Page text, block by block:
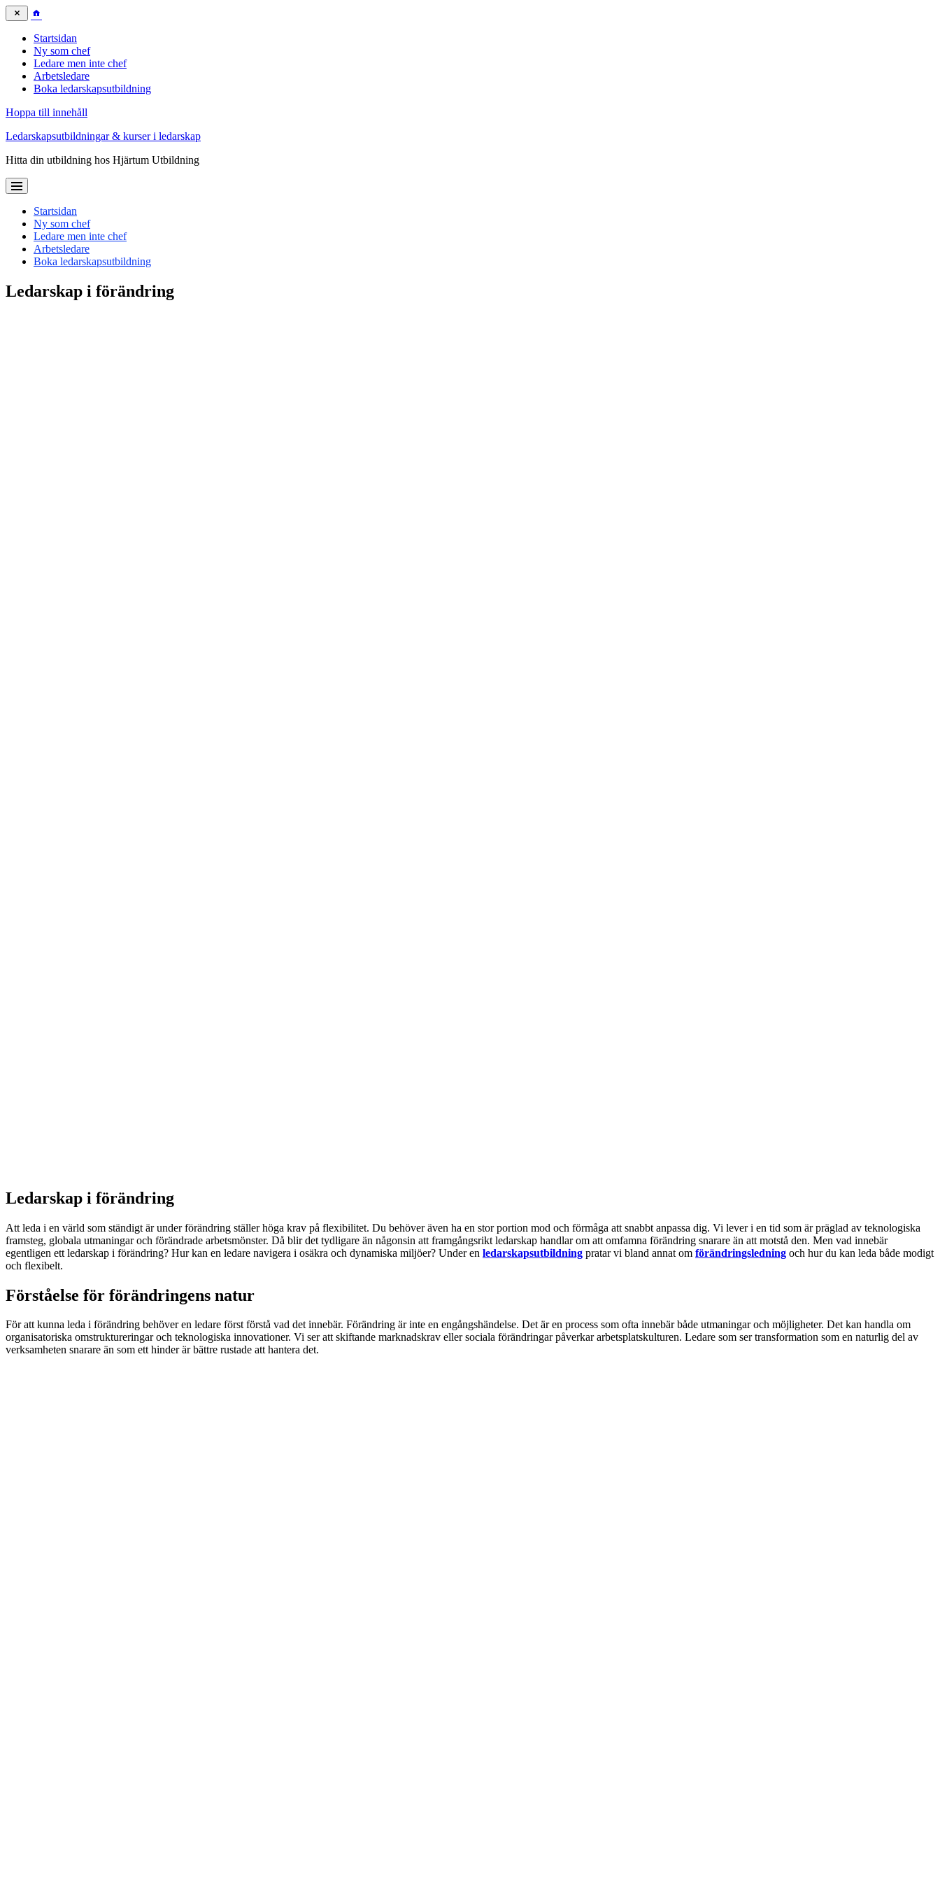
Startsidan
Ny som chef
Ledare men inte chef
Arbetsledare
Boka ledarskapsutbildning
Hoppa till innehåll
Ledarskapsutbildningar & kurser i ledarskap
Hitta din utbildning hos Hjärtum Utbildning
Startsidan
Ny som chef
Ledare men inte chef
Arbetsledare
Boka ledarskapsutbildning
Ledarskap i förändring
Ledarskap i förändring
Att leda i en värld som ständigt är under förändring ställer höga krav på flexibilitet. Du behöver även ha en stor portion mod och förmåga att snabbt anpassa dig. Vi lever i en tid som är präglad av teknologiska
framsteg, globala utmaningar och förändrade arbetsmönster. Då blir det tydligare än någonsin att framgångsrikt ledarskap handlar om att omfamna förändring snarare än att motstå den. Men vad innebär
egentligen ett ledarskap i förändring? Hur kan en ledare navigera i osäkra och dynamiska miljöer? Under en ledarskapsutbildning pratar vi bland annat om förändringsledning och hur du kan leda både modigt
och flexibelt.
Förståelse för förändringens natur
För att kunna leda i förändring behöver en ledare först förstå vad det innebär. Förändring är inte en engångshändelse. Det är en process som ofta innebär både utmaningar och möjligheter. Det kan handla om
organisatoriska omstruktureringar och teknologiska innovationer. Vi ser att skiftande marknadskrav eller sociala förändringar påverkar arbetsplatskulturen. Ledare som ser transformation som en naturlig del av
verksamheten snarare än som ett hinder är bättre rustade att hantera det.